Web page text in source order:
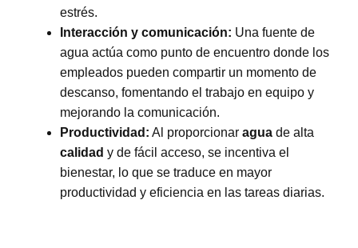
estrés.
Interacción y comunicación: Una fuente de
agua actúa como punto de encuentro donde los
empleados pueden compartir un momento de
descanso, fomentando el trabajo en equipo y
mejorando la comunicación.
Productividad: Al proporcionar agua de alta
calidad y de fácil acceso, se incentiva el
bienestar, lo que se traduce en mayor
productividad y eficiencia en las tareas diarias.